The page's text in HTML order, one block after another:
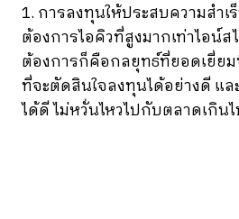
1. การลงทุนให้ประสบความสำ
ต้องการไอคิวที่สูงมากเท่าไอน์
ต้องการก็คือกลยุทธ์ที่ยอดเยี่ย
ที่จะตัดสินใจลงทุนได้อย่างดี แ
ได้ดี ไม่หวั่นไหวไปกับตลาดเกิน